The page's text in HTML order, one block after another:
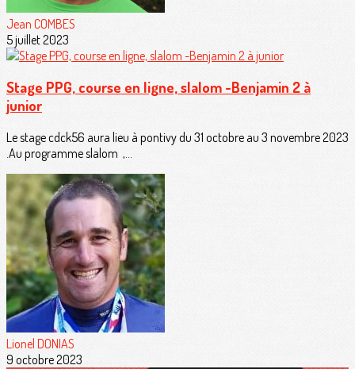
Jean COMBES
5 juillet 2023
Stage PPG, course en ligne, slalom -Benjamin 2 à
junior
Le stage cdck56 aura lieu à pontivy du 31 octobre au 3 novembre 2023
.Au programme slalom ,...
Lionel DONIAS
9 octobre 2023